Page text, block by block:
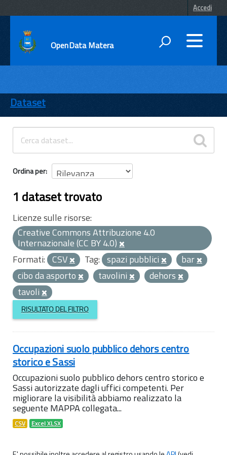
Accedi
OpenData Matera
ENTI
TEMI
INFORMAZIONI
Dataset
Ordina per
1 dataset trovato
Licenze sulle risorse:
Creative Commons Attribuzione 4.0
Internazionale (CC BY 4.0)
Formati: CSV Tag: spazi pubblici
bar
cibo da asporto
tavolini
dehors
tavoli
RISULTATO DEL FILTRO
Occupazioni suolo pubblico dehors centro
storico e Sassi
Occupazioni suolo pubblico dehors centro storico e
Sassi autorizzate dagli uffici competenti. Per
migliorare la visibilità abbiamo realizzato la
seguente MAPPA collegata...
CSV Excel XLSX